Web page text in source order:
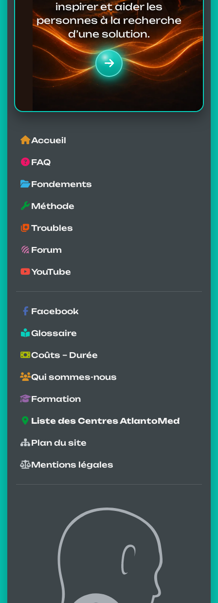
inspirer et aider les
personnes à la recherche
d’une solution.
Accueil
FAQ
Fondements
Méthode
Troubles
Forum
YouTube
Facebook
Glossaire
Coûts – Durée
Qui sommes-nous
Formation
Liste des Centres AtlantoMed
Plan du site
Mentions légales